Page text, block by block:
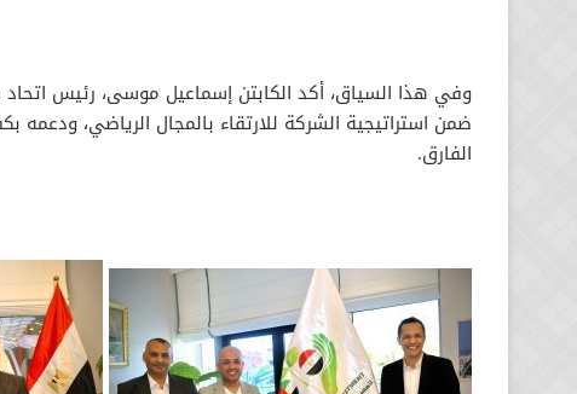
وفي هذا السياق، أكد الكابتن إسماعيل موسى، رئيس
ضمن استراتيجية الشركة للارتقاء بالمجال الرياضي،
الفارق.